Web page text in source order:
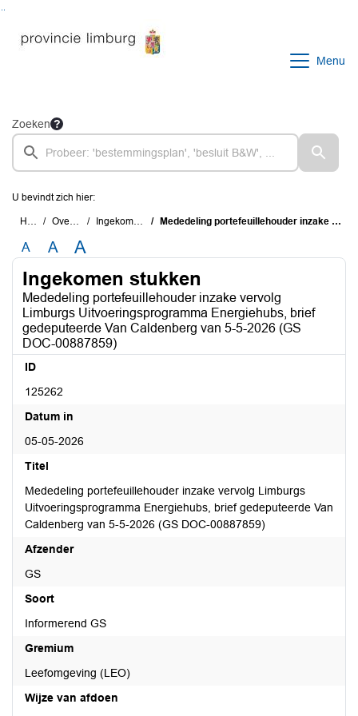
Menu
Zoeken
U bevindt zich hier:
Home Overzichten Ingekomen stukken Mededeling portefeuillehouder inzake vervolg Limburgs Uitvoeringsprogramma Energiehubs, brief gedeputeerde Van Caldenberg van 5-5-2026 (GS DOC-00887859)
A A A
Ingekomen stukken
Mededeling portefeuillehouder inzake vervolg
Limburgs Uitvoeringsprogramma Energiehubs, brief
gedeputeerde Van Caldenberg van 5-5-2026 (GS
DOC-00887859)
ID
125262
Datum in
05-05-2026
Titel
Mededeling portefeuillehouder inzake vervolg Limburgs
Uitvoeringsprogramma Energiehubs, brief gedeputeerde Van
Caldenberg van 5-5-2026 (GS DOC-00887859)
Afzender
GS
Soort
Informerend GS
Gremium
Leefomgeving (LEO)
Wijze van afdoen